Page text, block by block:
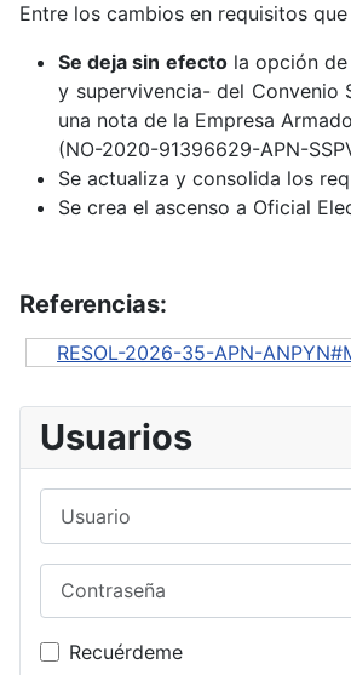
Entre los cambios en requisitos
Se deja sin efectola opción de
y supervivencia- del Convenio
una nota de la Empresa
(NO-2020-91396629-APN-
Se actualiza y consolida los
Se crea el ascenso a Oficial
Referencias:
RESOL-2026-35-APN-
Usuarios
Recuérdeme